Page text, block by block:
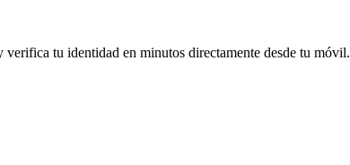
tu identidad en minutos directamente desde tu móvil.